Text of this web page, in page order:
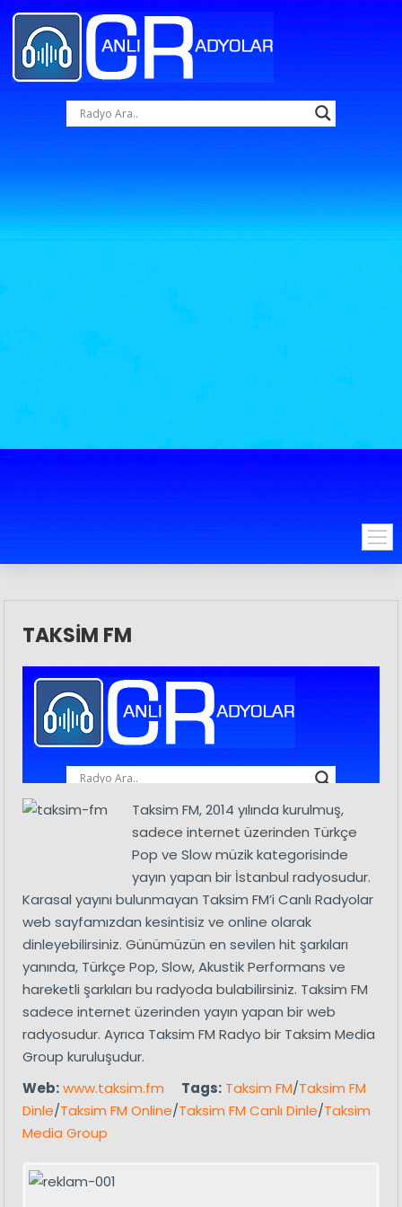
TAKSIM FM
Taksim FM, 2014 yılında kurulmuş,
sadece internet üzerinden Türkçe
Pop ve Slow müzik kategorisinde
yayın yapan bir İstanbul radyosudur.
Karasal yayını bulunmayan Taksim FM’i Canlı Radyolar
web sayfamızdan kesintisiz ve online olarak
dinleyebilirsiniz. Günümüzün en sevilen hit şarkıları
yanında, Türkçe Pop, Slow, Akustik Performans ve
hareketli şarkıları bu radyoda bulabilirsiniz. Taksim FM
sadece internet üzerinden yayın yapan bir web
radyosudur. Ayrıca Taksim FM Radyo bir Taksim Media
Group kuruluşudur.
Web:www.taksim.fm Tags: Taksim FM/Taksim FM
Dinle/Taksim FM Online/Taksim FM Canlı Dinle/Taksim
Media Group